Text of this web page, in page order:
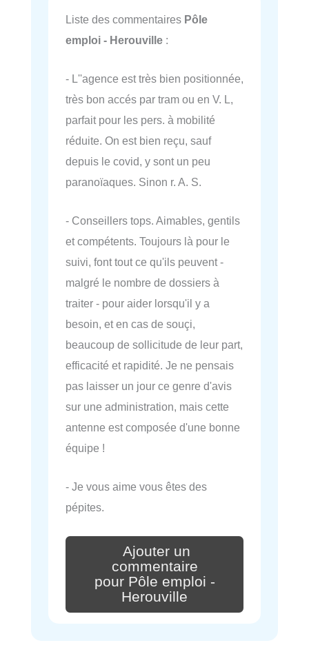
Liste des commentaires Pôle
emploi - Herouville :
- L''agence est très bien positionnée,
très bon accés par tram ou en V. L,
parfait pour les pers. à mobilité
réduite. On est bien reçu, sauf
depuis le covid, y sont un peu
paranoïaques. Sinon r. A. S.
- Conseillers tops. Aimables, gentils
et compétents. Toujours là pour le
suivi, font tout ce qu'ils peuvent -
malgré le nombre de dossiers à
traiter - pour aider lorsqu'il y a
besoin, et en cas de souçi,
beaucoup de sollicitude de leur part,
efficacité et rapidité. Je ne pensais
pas laisser un jour ce genre d'avis
sur une administration, mais cette
antenne est composée d'une bonne
équipe !
- Je vous aime vous êtes des
pépites.
Ajouter un
commentaire
pour Pôle emploi -
Herouville